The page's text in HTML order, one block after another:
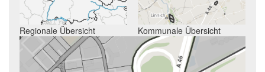
Regionale Übersicht Kommunale Übersicht